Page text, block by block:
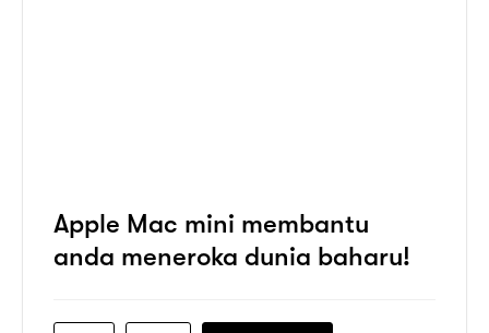
Apple Mac mini membantu
anda meneroka dunia baharu!